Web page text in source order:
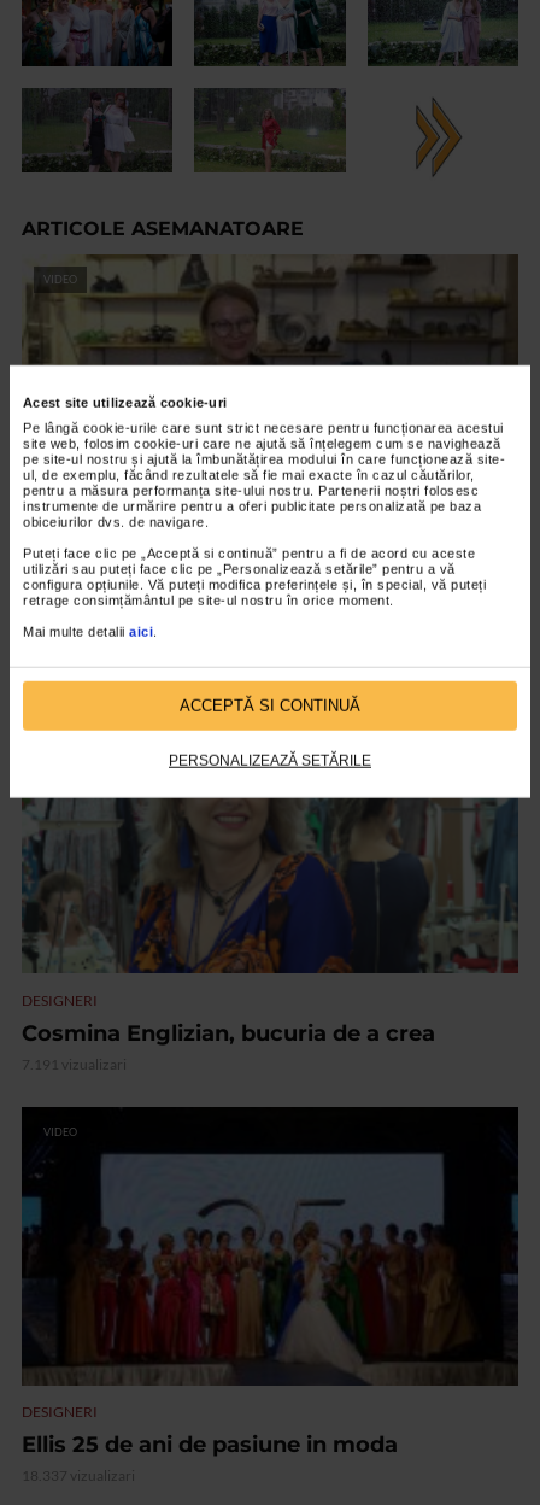
Acest site utilizează cookie-uri
Pe lângă cookie-urile care sunt strict necesare pentru funcționarea acestui
site web, folosim cookie-uri care ne ajută să înțelegem cum se navighează
pe site-ul nostru și ajută la îmbunătățirea modului în care funcționează site-
ul, de exemplu, făcând rezultatele să fie mai exacte în cazul căutărilor,
pentru a măsura performanța site-ului nostru. Partenerii noștri folosesc
instrumente de urmărire pentru a oferi publicitate personalizată pe baza
obiceiurilor dvs. de navigare.
Puteți face clic pe „Acceptă si continuă” pentru a fi de acord cu aceste
utilizări sau puteți face clic pe „Personalizează setările” pentru a vă
configura opțiunile. Vă puteți modifica preferințele și, în special, vă puteți
retrage consimțământul pe site-ul nostru în orice moment.
Mai multe detalii aici
ACCEPTĂ SI CONTINUĂ
PERSONALIZEAZĂ SETĂRILE
ARTICOLE ASEMANATOARE
VIDEO
DESIGNERI
Mihaela Glavan – pantofi cu un dram de
nebunie
DESIGNERI
Cosmina Englizian, bucuria de a crea
7.191 vizualizari
VIDEO
DESIGNERI
Ellis 25 de ani de pasiune in moda
18.337 vizualizari